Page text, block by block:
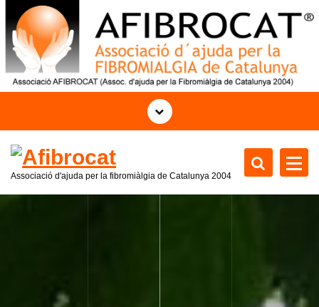
o
n
Associació d'ajuda per la fibromiàlgia de Catalunya 2004